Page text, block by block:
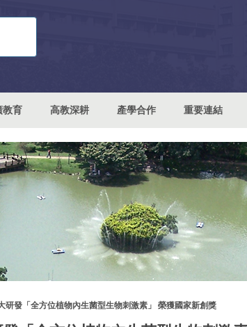
教育 高教深耕 產學合作 重要連結
研發「全方位植物內生菌型生物刺激素」 榮獲國家新創獎